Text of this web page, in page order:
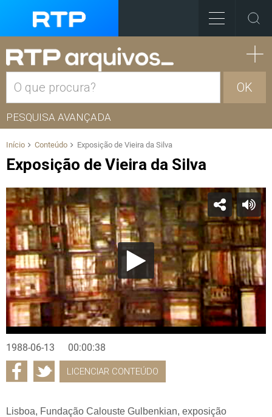
OK
PESQUISA AVANÇADA
Início Conteúdo Exposição de Vieira da Silva
Exposição de Vieira da Silva
1988-06-13 00:00:38
LICENCIAR CONTEÚDO
Lisboa, Fundação Calouste Gulbenkian, exposição